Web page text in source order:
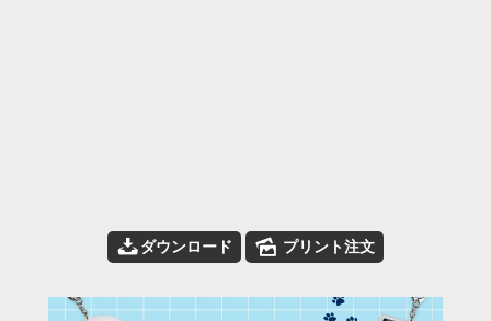
📥ダウンロード 🌄 プリント注文